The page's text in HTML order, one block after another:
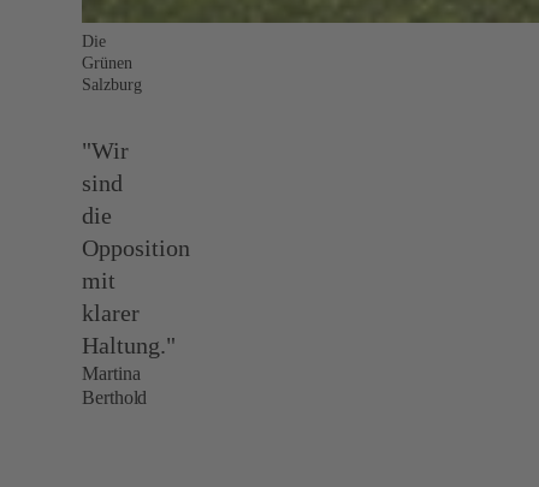
Die
Grünen
Salzburg
"Wir
sind
die
Opposition
mit
klarer
Haltung."
Martina
Berthold